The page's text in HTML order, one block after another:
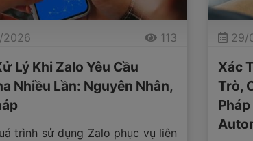
2026 113
Lý Khi Zalo Yêu Cầu
Nhiều Lần: Nguyên Nhân,
trình sử dụng Zalo phục vụ liên
29/
Xác
Trò,